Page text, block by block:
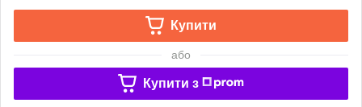
Купити
або
Купити з